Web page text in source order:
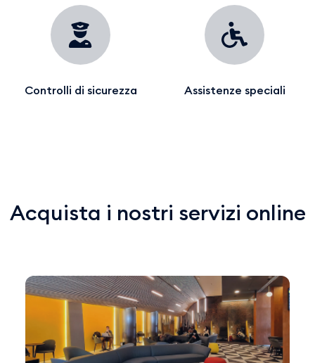
Controlli di sicurezza Assistenze speciali
Acquista i nostri servizi online